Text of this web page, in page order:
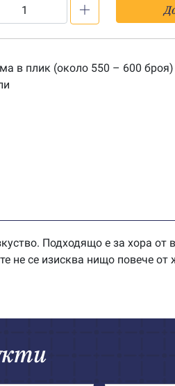
в плик (около 550 – 600 броя)
Подходящо е за хора от
не се изисква нищо повече от